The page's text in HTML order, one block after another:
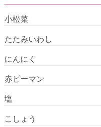
小松菜
たたみいわし
にんにく
赤ピーマン
塩
こしょう